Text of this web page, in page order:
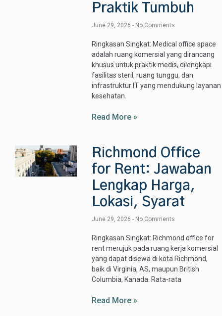
Praktik Tumbuh
June 29, 2026 No Comments
Ringkasan Singkat: Medical office space
adalah ruang komersial yang dirancang
khusus untuk praktik medis, dilengkapi
fasilitas steril, ruang tunggu, dan
infrastruktur IT yang mendukung layanan
kesehatan.
Read More »
Richmond Office
for Rent: Jawaban
Lengkap Harga,
Lokasi, Syarat
June 29, 2026 No Comments
Ringkasan Singkat: Richmond office for
rent merujuk pada ruang kerja komersial
yang dapat disewa di kota Richmond,
baik di Virginia, AS, maupun British
Columbia, Kanada. Rata-rata
Read More »